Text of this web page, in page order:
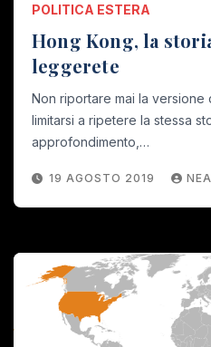
POLITICA ESTERA
Hong Kong, la
leggerete
Non riportare mai la versione
limitarsi a ripetere la stessa
approfondimento,…
19 AGOSTO 2019